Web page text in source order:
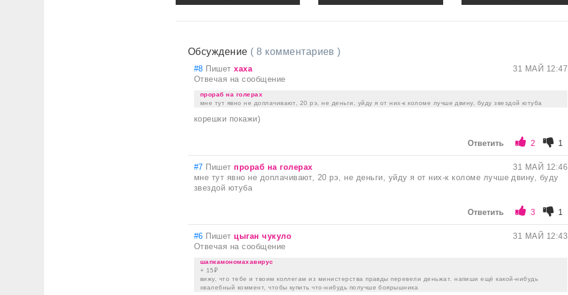
Обсуждение ( 8 комментариев )
#8 Пишетхаха
31 МАЙ 12:47
Отвечая на сообщение
прораб на голерах
мне тут явно не доплачивают, 20 рэ, не деньги, уйду я от них-к коломе лучше двину, буду звездой ютуба
корешки покажи)
Ответить 2 1
#7 Пишет прораб на голерах
31 МАЙ 12:46
мне тут явно не доплачивают, 20 рэ, не деньги, уйду я от них-к коломе лучше двину, буду
звездой ютуба
Ответить 3 1
#6 Пишет цыган чукуло
31 МАЙ 12:43
Отвечая на сообщение
шапкамономахавирус
+ 15₽
вижу, что тебе и твоим коллегам из министерства правды перевели деньжат. напиши ещё какой-нибудь
хвалебный коммент, чтобы купить что-нибудь получше боярышника